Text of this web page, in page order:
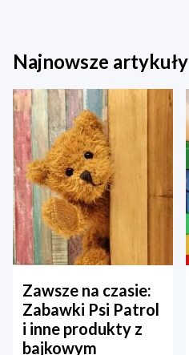
Najnowsze artykuły
Zawsze na czasie:
Zabawki Psi Patrol
i inne produkty z
bajkowym